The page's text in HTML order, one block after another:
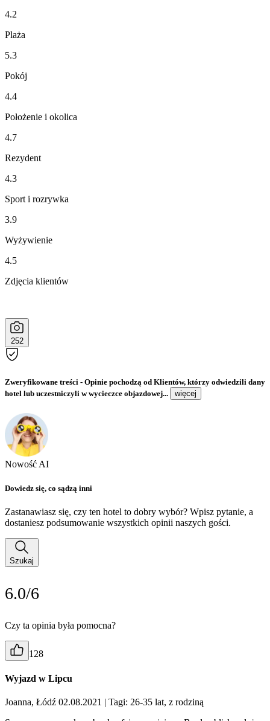
4.2
Plaża
5.3
Pokój
4.4
Położenie i okolica
4.7
Rezydent
4.3
Sport i rozrywka
3.9
Wyżywienie
4.5
Zdjęcia klientów
252
Zweryfikowane treści - Opinie pochodzą od Klientów, którzy odwiedzili dany
hotel lub uczestniczyli w wycieczce objazdowej...
więcej
Nowość AI
Dowiedz się, co sądzą inni
Zastanawiasz się, czy ten hotel to dobry wybór? Wpisz pytanie, a
dostaniesz podsumowanie wszystkich opinii naszych gości.
Szukaj
6.0/6
Czy ta opinia była pomocna?
128
Wyjazd w Lipcu
Joanna, Łódź 02.08.2021 | Tagi: 26-35 lat, z rodziną